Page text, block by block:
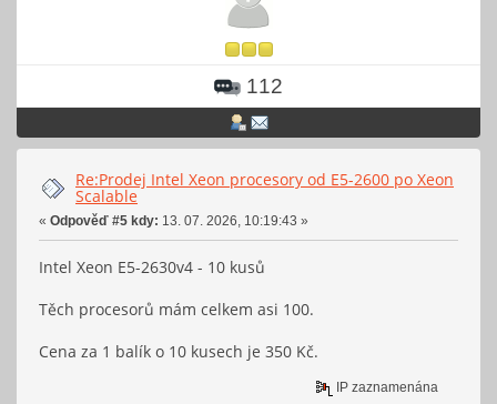
112
Re:Prodej Intel Xeon procesory od E5-2600 po Xeon
Scalable
« Odpověď #5 kdy: 13. 07. 2026, 10:19:43 »
Intel Xeon E5-2630v4 - 10 kusů
Těch procesorů mám celkem asi 100.
Cena za 1 balík o 10 kusech je 350 Kč.
IP zaznamenána